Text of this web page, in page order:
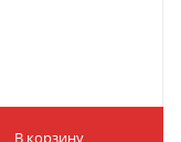
В корзину